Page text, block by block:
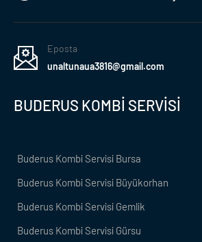
Eposta
unaltunaua3816@gmail.com
BUDERUS KOMBİ SERVİSİ
Buderus Kombi Servisi Bursa
Buderus Kombi Servisi Büyükorhan
Buderus Kombi Servisi Gemlik
Buderus Kombi Servisi Gürsu